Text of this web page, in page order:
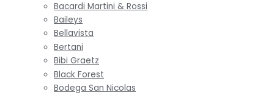
Bacardi Martini & Rossi
Baileys
Bellavista
Bertani
Bibi Graetz
Black Forest
Bodega San Nicolas